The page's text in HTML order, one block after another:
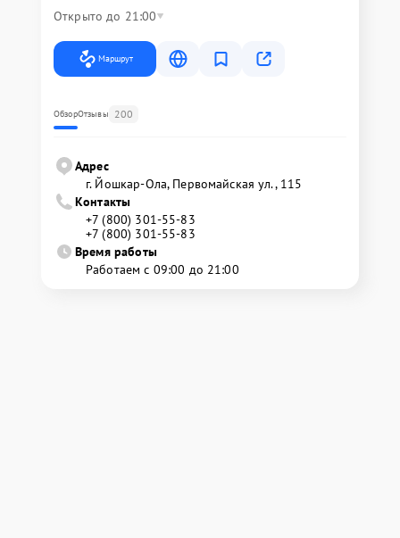
Открыто до 21:00
Маршрут
ОбзорОтзывы 200
Адрес
г. Йошкар-Ола, Первомайская ул., 115
Контакты
+7 (800) 301-55-83
+7 (800) 301-55-83
Время работы
Работаем с 09:00 до 21:00